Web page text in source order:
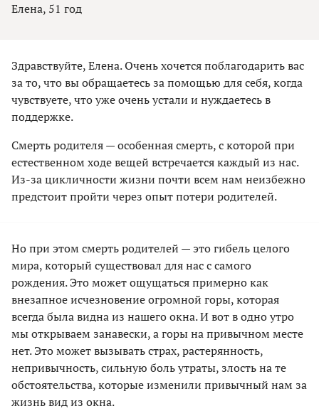
Елена, 51 год
Здравствуйте, Елена. Очень хочется поблагодарить вас
за то, что вы обращаетесь за помощью для себя, когда
чувствуете, что уже очень устали и нуждаетесь в
поддержке.
Смерть родителя — особенная смерть, с которой при
естественном ходе вещей встречается каждый из нас.
Из-за цикличности жизни почти всем нам неизбежно
предстоит пройти через опыт потери родителей.
Но при этом смерть родителей — это гибель целого
мира, который существовал для нас с самого
рождения. Это может ощущаться примерно как
внезапное исчезновение огромной горы, которая
всегда была видна из нашего окна. И вот в одно утро
мы открываем занавески, а горы на привычном месте
нет. Это может вызывать страх, растерянность,
непривычность, сильную боль утраты, злость на те
обстоятельства, которые изменили привычный нам за
жизнь вид из окна.